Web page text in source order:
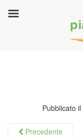
Pubblicato il
Precedente